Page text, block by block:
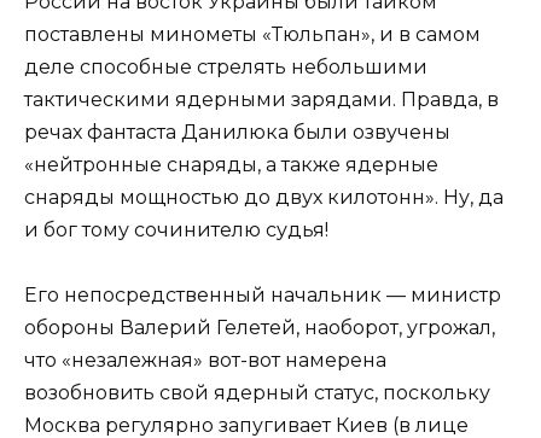
поставлены минометы «Тюльпан», и в самом
деле способные стрелять небольшими
тактическими ядерными зарядами. Правда, в
речах фантаста Данилюка были озвучены
«нейтронные снаряды, а также ядерные
снаряды мощностью до двух килотонн». Ну, да
и бог тому сочинителю судья!
Его непосредственный начальник — министр
обороны Валерий Гелетей, наоборот, угрожал,
что «незалежная» вот-вот намерена
возобновить свой ядерный статус, поскольку
Москва регулярно запугивает Киев (в лице